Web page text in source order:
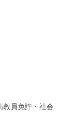
教員免許・社会